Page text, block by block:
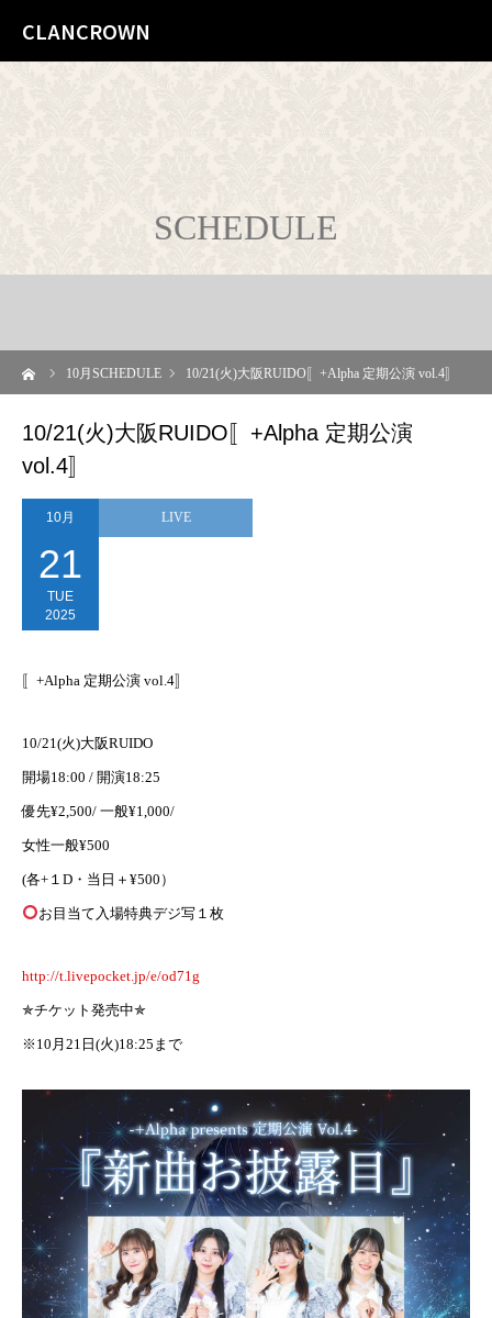
CLANCROWN
SCHEDULE
10月SCHEDULE 10/21(火)大阪RUIDO〚+Alpha 定期公演 vol.4〛
10/21(火)大阪RUIDO〚+Alpha 定期公演
vol.4〛
10月
21
TUE
2025
LIVE
〚+Alpha 定期公演 vol.4〛
10/21(火)大阪RUIDO
開場18:00 / 開演18:25
優先¥2,500/ 一般¥1,000/
女性一般¥500
(各+１D・当日＋¥500）
お目当て入場特典デジ写１枚
http://t.livepocket.jp/e/od71g
✯チケット発売中✯
※10月21日(火)18:25まで